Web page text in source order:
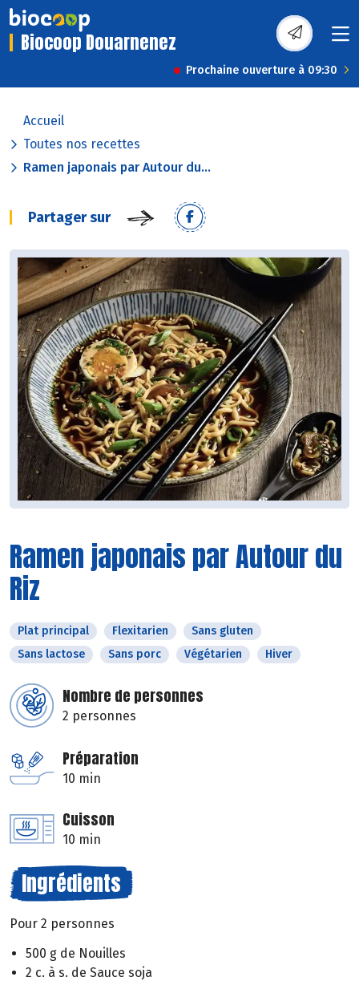
Biocoop Douarnenez
Prochaine ouverture à 09:30
Accueil
Toutes nos recettes
Ramen japonais par Autour du...
Partager sur
Ramen japonais par Autour du
Riz
Plat principal Flexitarien
Sans gluten
Sans lactose
Sans porc Végétarien Hiver
Nombre de personnes
2 personnes
Préparation
10 min
Cuisson
10 min
Ingrédients
Pour 2 personnes
500 g de Nouilles
2 c. à s. de Sauce soja